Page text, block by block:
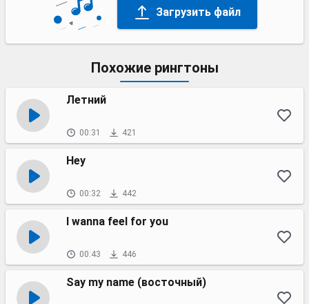
Загрузить файл
Похожие рингтоны
Летний
00:31 421
Hey
00:32 442
I wanna feel for you
00:43 446
Say my name (восточный)